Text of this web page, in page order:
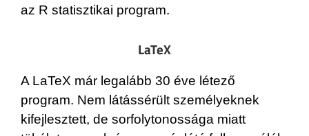
az R statisztikai program.
LaTeX
A LaTeX már legalább 30 éve létező
program. Nem látássérült személyeknek
kifejlesztett, de sorfolytonossága miatt